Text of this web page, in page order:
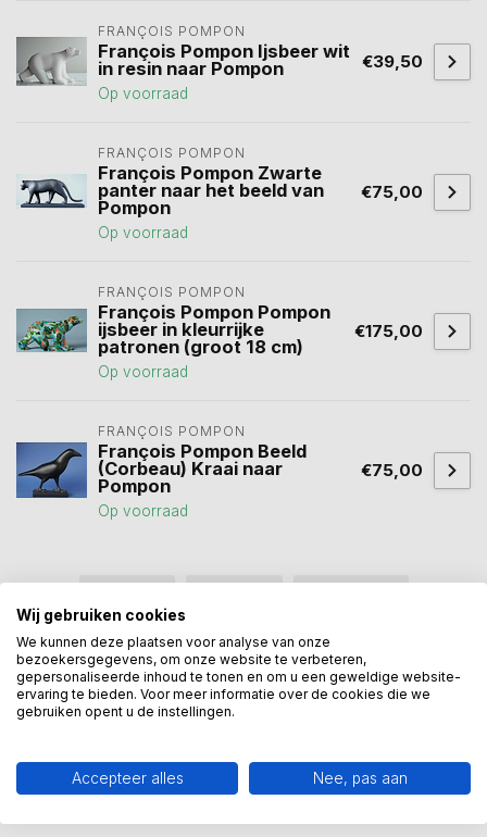
FRANÇOIS POMPON
François Pompon Ijsbeer wit
in resin naar Pompon
Op voorraad
€39,50
FRANÇOIS POMPON
François Pompon Zwarte
panter naar het beeld van
Pompon
Op voorraad
€75,00
FRANÇOIS POMPON
François Pompon Pompon
ijsbeer in kleurrijke
patronen (groot 18 cm)
Op voorraad
€175,00
FRANÇOIS POMPON
François Pompon Beeld
(Corbeau) Kraai naar
Pompon
Op voorraad
€75,00
Heeft u een vraag over dit
Wij gebruiken cookies
We kunnen deze plaatsen voor analyse van onze
bezoekersgegevens, om onze website te verbeteren,
gepersonaliseerde inhoud te tonen en om u een geweldige website-
ervaring te bieden. Voor meer informatie over de cookies die we
gebruiken opent u de instellingen.
Accepteer alles Nee, pas aan